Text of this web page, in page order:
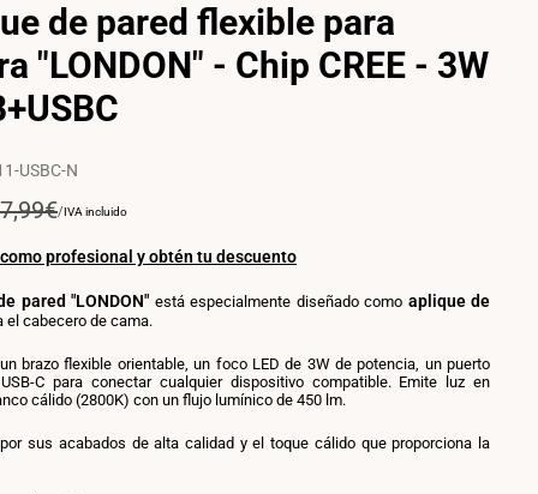
de pared flexible para
"LONDON" - Chip CREE - 3W
USBC-N
PRECIO
/POR
IVA incluido
profesional y obtén tu descuento
pared "LONDON" está especialmente diseñado como aplique de
el cabecero de cama.
brazo flexible orientable, un foco LED de 3W de potencia, un puerto
C para conectar cualquier dispositivo compatible. Emite luz en
cálido (2800K) con un flujo lumínico de 450 lm.
sus acabados de alta calidad y el toque cálido que proporciona la